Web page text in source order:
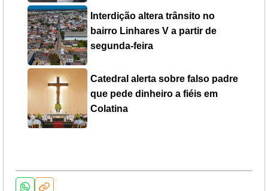
Interdição altera trânsito no
bairro Linhares V a partir de
segunda-feira
Catedral alerta sobre falso padre
que pede dinheiro a fiéis em
Colatina